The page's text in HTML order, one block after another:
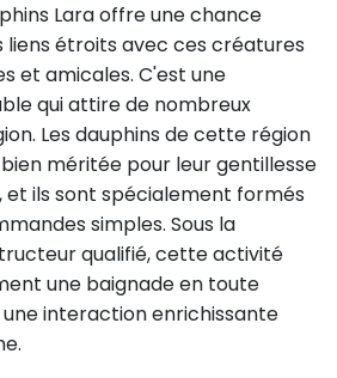
Lara offre une chance
liens étroits avec ces créatures
et amicales. C'est une
qui attire de nombreux
Les dauphins de cette région
méritée pour leur gentillesse
et ils sont spécialement formés
simples. Sous la
qualifié, cette activité
une baignade en toute
une interaction enrichissante